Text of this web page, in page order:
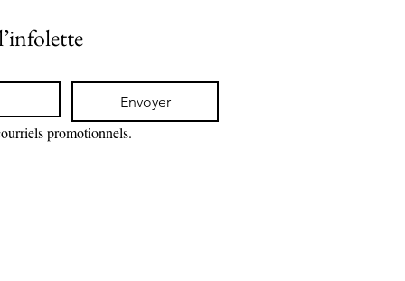
confort permet de lisser
Le visage semblelifté, la jeunesse
satisfaites de l'effet jeunesse de leur
Envoyer
promotionnels.